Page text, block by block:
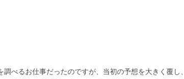
べるお仕事だったのですが、当初の予想を大きく覆し、